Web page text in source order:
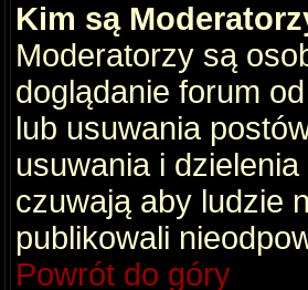
Kim są
Moderatorzy są
doglądanie forum
lub usuwania
usuwania i
czuwają aby ludzie
publikowali
Powrót do góry